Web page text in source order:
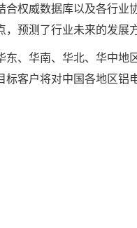
权威数据库以及各行
预测了行业未来的发展
、华南、华北、华中
客户将对中国各地区铝